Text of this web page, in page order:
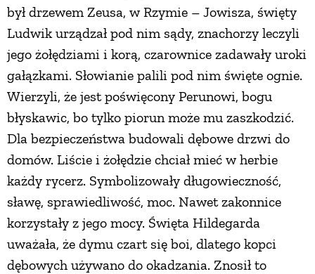
był drzewem Zeusa, w Rzymie – Jowisza, święty
Ludwik urządzał pod nim sądy, znachorzy leczyli
jego żołędziami i korą, czarownice zadawały uroki
gałązkami. Słowianie palili pod nim święte ognie.
Wierzyli, że jest poświęcony Perunowi, bogu
błyskawic, bo tylko piorun może mu zaszkodzić.
Dla bezpieczeństwa budowali dębowe drzwi do
domów. Liście i żołędzie chciał mieć w herbie
każdy rycerz. Symbolizowały długowieczność,
sławę, sprawiedliwość, moc. Nawet zakonnice
korzystały z jego mocy. Święta Hildegarda
uważała, że dymu czart się boi, dlatego kopci
dębowych używano do okadzania. Znosił to
ZRÓB TO SAM
PRZEPISY
ŚNIADANIA
PRZYSTAWKI
ZUPY
DANIA GŁÓWNE